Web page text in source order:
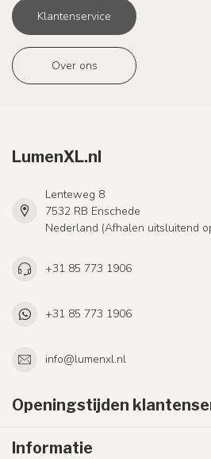
Klantenservice
Over ons
LumenXL.nl
Lenteweg 8
7532 RB Enschede
Nederland (Afhalen uitsluitend
+31 85 773 1906
+31 85 773 1906
info@lumenxl.nl
Openingstijden
Informatie